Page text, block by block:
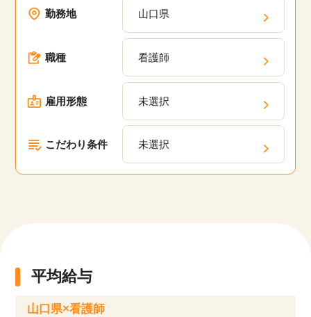
山口県の医療業界に特化している当サイトで、あ
なたの希望に合った働き方を探してみませんか？
勤務地 山口県
職種 看護師
雇用形態 未選択
こだわり条件 未選択
平均給与
山口県×看護師